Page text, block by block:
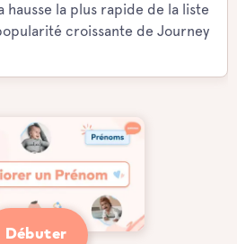
la plus rapide de la liste
croissante de Journey
Débuter